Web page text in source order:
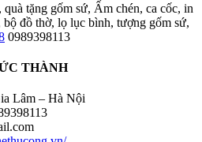
tặng gốm sứ, Ấm chén, ca cốc, in
đồ thờ, lọ lục bình, tượng gốm sứ,
0989398113
THÀNH
Lâm – Hà Nội